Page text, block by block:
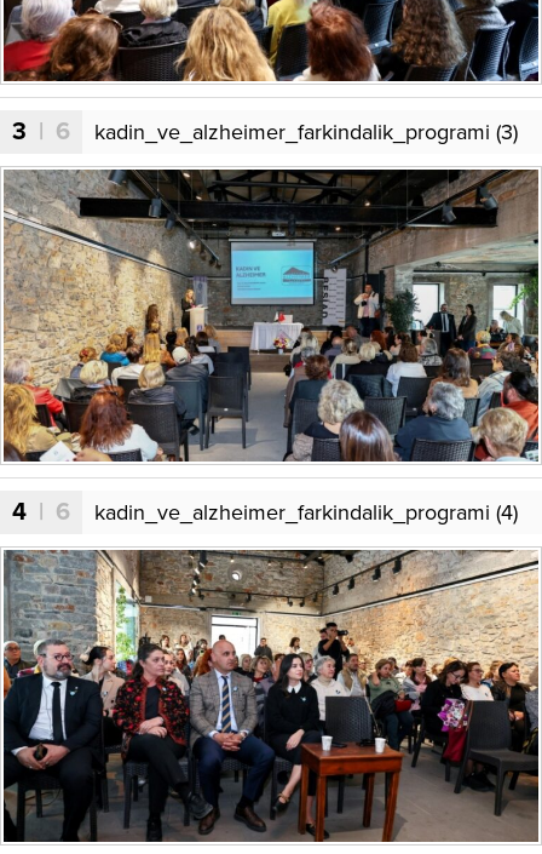
3 | 6 kadin_ve_alzheimer_farkindalik_programi (3)
4 | 6 kadin_ve_alzheimer_farkindalik_programi (4)